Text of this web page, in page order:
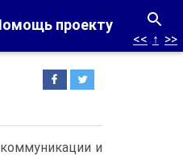
проекту
<< ↑ >>
и